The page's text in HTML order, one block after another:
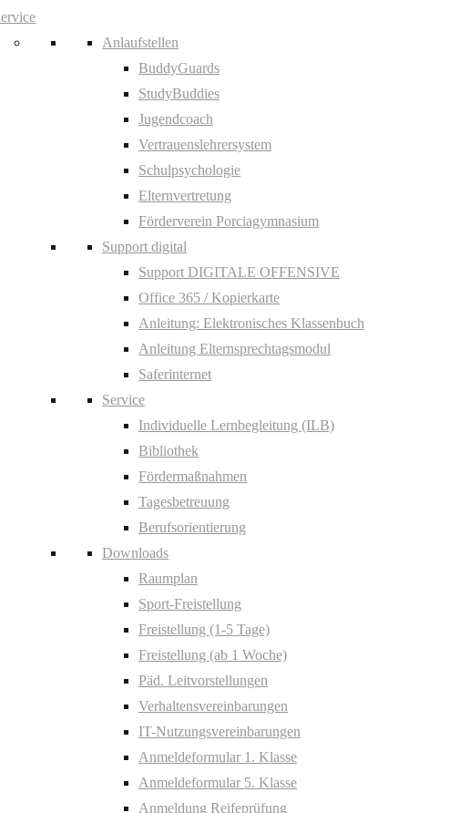
Anlaufstellen
BuddyGuards
StudyBuddies
Jugendcoach
Vertrauenslehrersystem
Schulpsychologie
Elternvertretung
Förderverein Porciagymnasium
Support digital
Support DIGITALE OFFENSIVE
Office 365 / Kopierkarte
Anleitung: Elektronisches Klassenbuch
Anleitung Elternsprechtagsmodul
Saferinternet
Service
Individuelle Lernbegleitung (ILB)
Bibliothek
Fördermaßnahmen
Tagesbetreuung
Berufsorientierung
Downloads
Raumplan
Sport-Freistellung
Freistellung (1-5 Tage)
Freistellung (ab 1 Woche)
Päd. Leitvorstellungen
Verhaltensvereinbarungen
IT-Nutzungsvereinbarungen
Anmeldeformular 1. Klasse
Anmeldeformular 5. Klasse
Anmeldung Reifeprüfung